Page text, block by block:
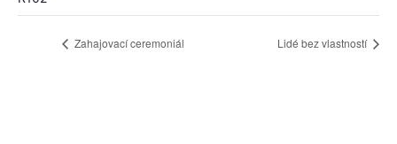
Zahajovací ceremoniál Lidé bez vlastností